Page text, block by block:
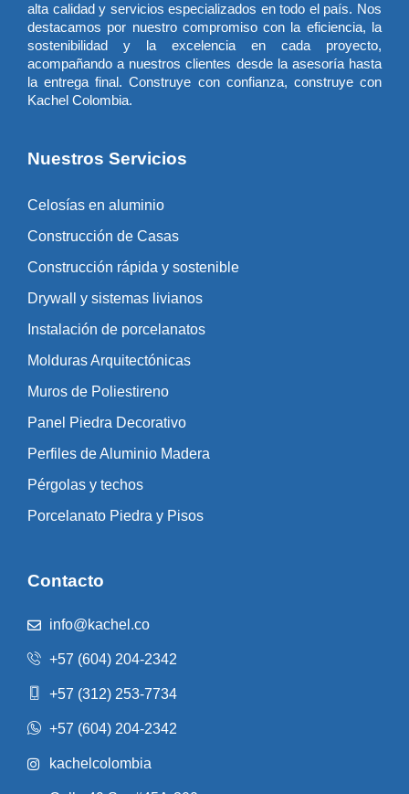
alta calidad y servicios especializados en todo el país. Nos
destacamos por nuestro compromiso con la eficiencia, la
sostenibilidad y la excelencia en cada proyecto,
acompañando a nuestros clientes desde la asesoría hasta
la entrega final. Construye con confianza, construye con
Kachel Colombia.
Nuestros Servicios
Celosías en aluminio
Construcción de Casas
Construcción rápida y sostenible
Drywall y sistemas livianos
Instalación de porcelanatos
Molduras Arquitectónicas
Muros de Poliestireno
Panel Piedra Decorativo
Perfiles de Aluminio Madera
Pérgolas y techos
Porcelanato Piedra y Pisos
Contacto
info@kachel.co
+57 (604) 204-2342
+57 (312) 253-7734
+57 (604) 204-2342
kachelcolombia